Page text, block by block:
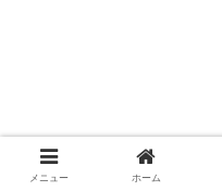
メニュー ホーム